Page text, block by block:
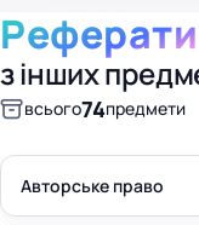
Реферати
з інших
всього74предмети
Авторське право